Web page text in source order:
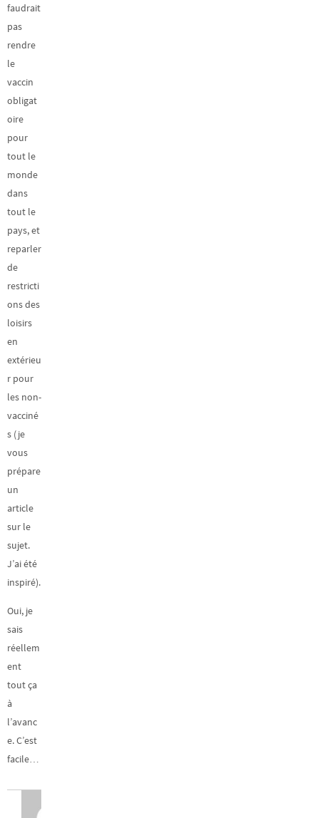
faudrait
pas
rendre
le
vaccin
obligat
oire
pour
tout le
monde
dans
tout le
pays, et
reparler
de
restricti
ons des
loisirs
en
extérieu
r pour
les non-
vacciné
s (je
vous
prépare
un
article
sur le
sujet.
J’ai été
inspiré).
Oui, je
sais
réellem
ent
tout ça
à
l’avanc
e. C’est
facile…